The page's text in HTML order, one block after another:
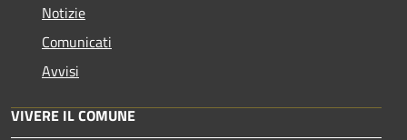
Notizie
Comunicati
Avvisi
VIVERE IL COMUNE